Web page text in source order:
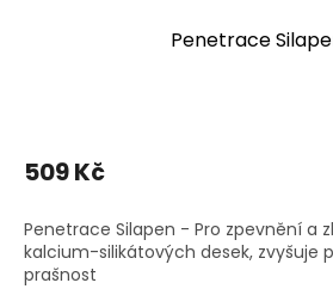
Penetrace
509 Kč
Penetrace Silapen - Pro zpevnění a
kalcium-silikátových desek, zvyšuje
prašnost